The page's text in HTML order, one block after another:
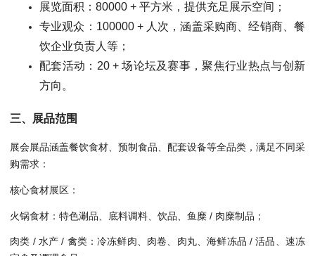
展览面积：80000 + 平方米，提供充足展示空间；
专业观众：100000 + 人次，涵盖采购商、经销商、餐
饮企业负责人等；
配套活动：20 + 场论坛及赛事，聚焦行业热点与创新
方向。
三、展品范围
展会展品涵盖餐饮食材、预制食品、配套设备等全品类，满足不同采
购需求：
核心食材展区：
火锅食材：特色涮品、底料调料、饮品、鱼糜 / 肉糜制品；
肉类 / 水产 / 禽类：冷冻鲜肉、肉卷、肉丸、海鲜冻品 / 活品、速冻